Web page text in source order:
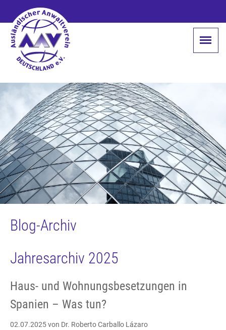
Blog-Archiv
Jahresarchiv 2025
Haus- und Wohnungsbesetzungen in
Spanien – Was tun?
02.07.2025von Dr. Roberto Carballo Lázaro